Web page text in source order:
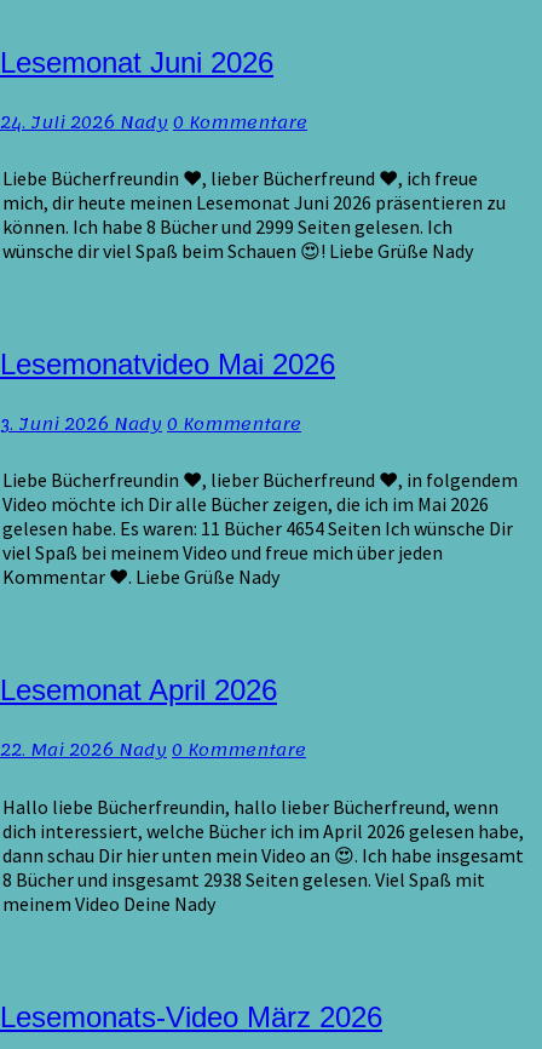
Lesemonat
Juni
Lesemonat Juni 2026
24. Juli 2026NadyKommentare
0 Kommentare
Liebe Bücherfreundin ♥, lieber Bücherfreund ♥, ich freue
mich, dir heute meinen Lesemonat Juni 2026 präsentieren zu
können. Ich habe 8 Bücher und 2999 Seiten gelesen. Ich
wünsche dir viel Spaß beim Schauen 😍! Liebe Grüße Nady
Lesemonatvideo
Mai
Lesemonatvideo Mai 2026
3. Juni 2026NadyKommentare
0 Kommentare
Liebe Bücherfreundin ♥, lieber Bücherfreund ♥, in folgendem
Video möchte ich Dir alle Bücher zeigen, die ich im Mai 2026
gelesen habe. Es waren: 11 Bücher 4654 Seiten Ich wünsche Dir
viel Spaß bei meinem Video und freue mich über jeden
Kommentar ♥. Liebe Grüße Nady
Lesemonat
April
Lesemonat April 2026
22. Mai 2026NadyKommentare
0 Kommentare
Hallo liebe Bücherfreundin, hallo lieber Bücherfreund, wenn
dich interessiert, welche Bücher ich im April 2026 gelesen habe,
dann schau Dir hier unten mein Video an 😍. Ich habe insgesamt
8 Bücher und insgesamt 2938 Seiten gelesen. Viel Spaß mit
meinem Video Deine Nady
Lesemonats-
Video
Lesemonats-Video März 2026